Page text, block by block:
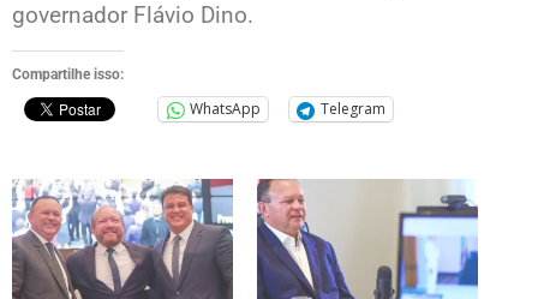
governador Flávio Dino.
Compartilhe isso:
WhatsApp Telegram